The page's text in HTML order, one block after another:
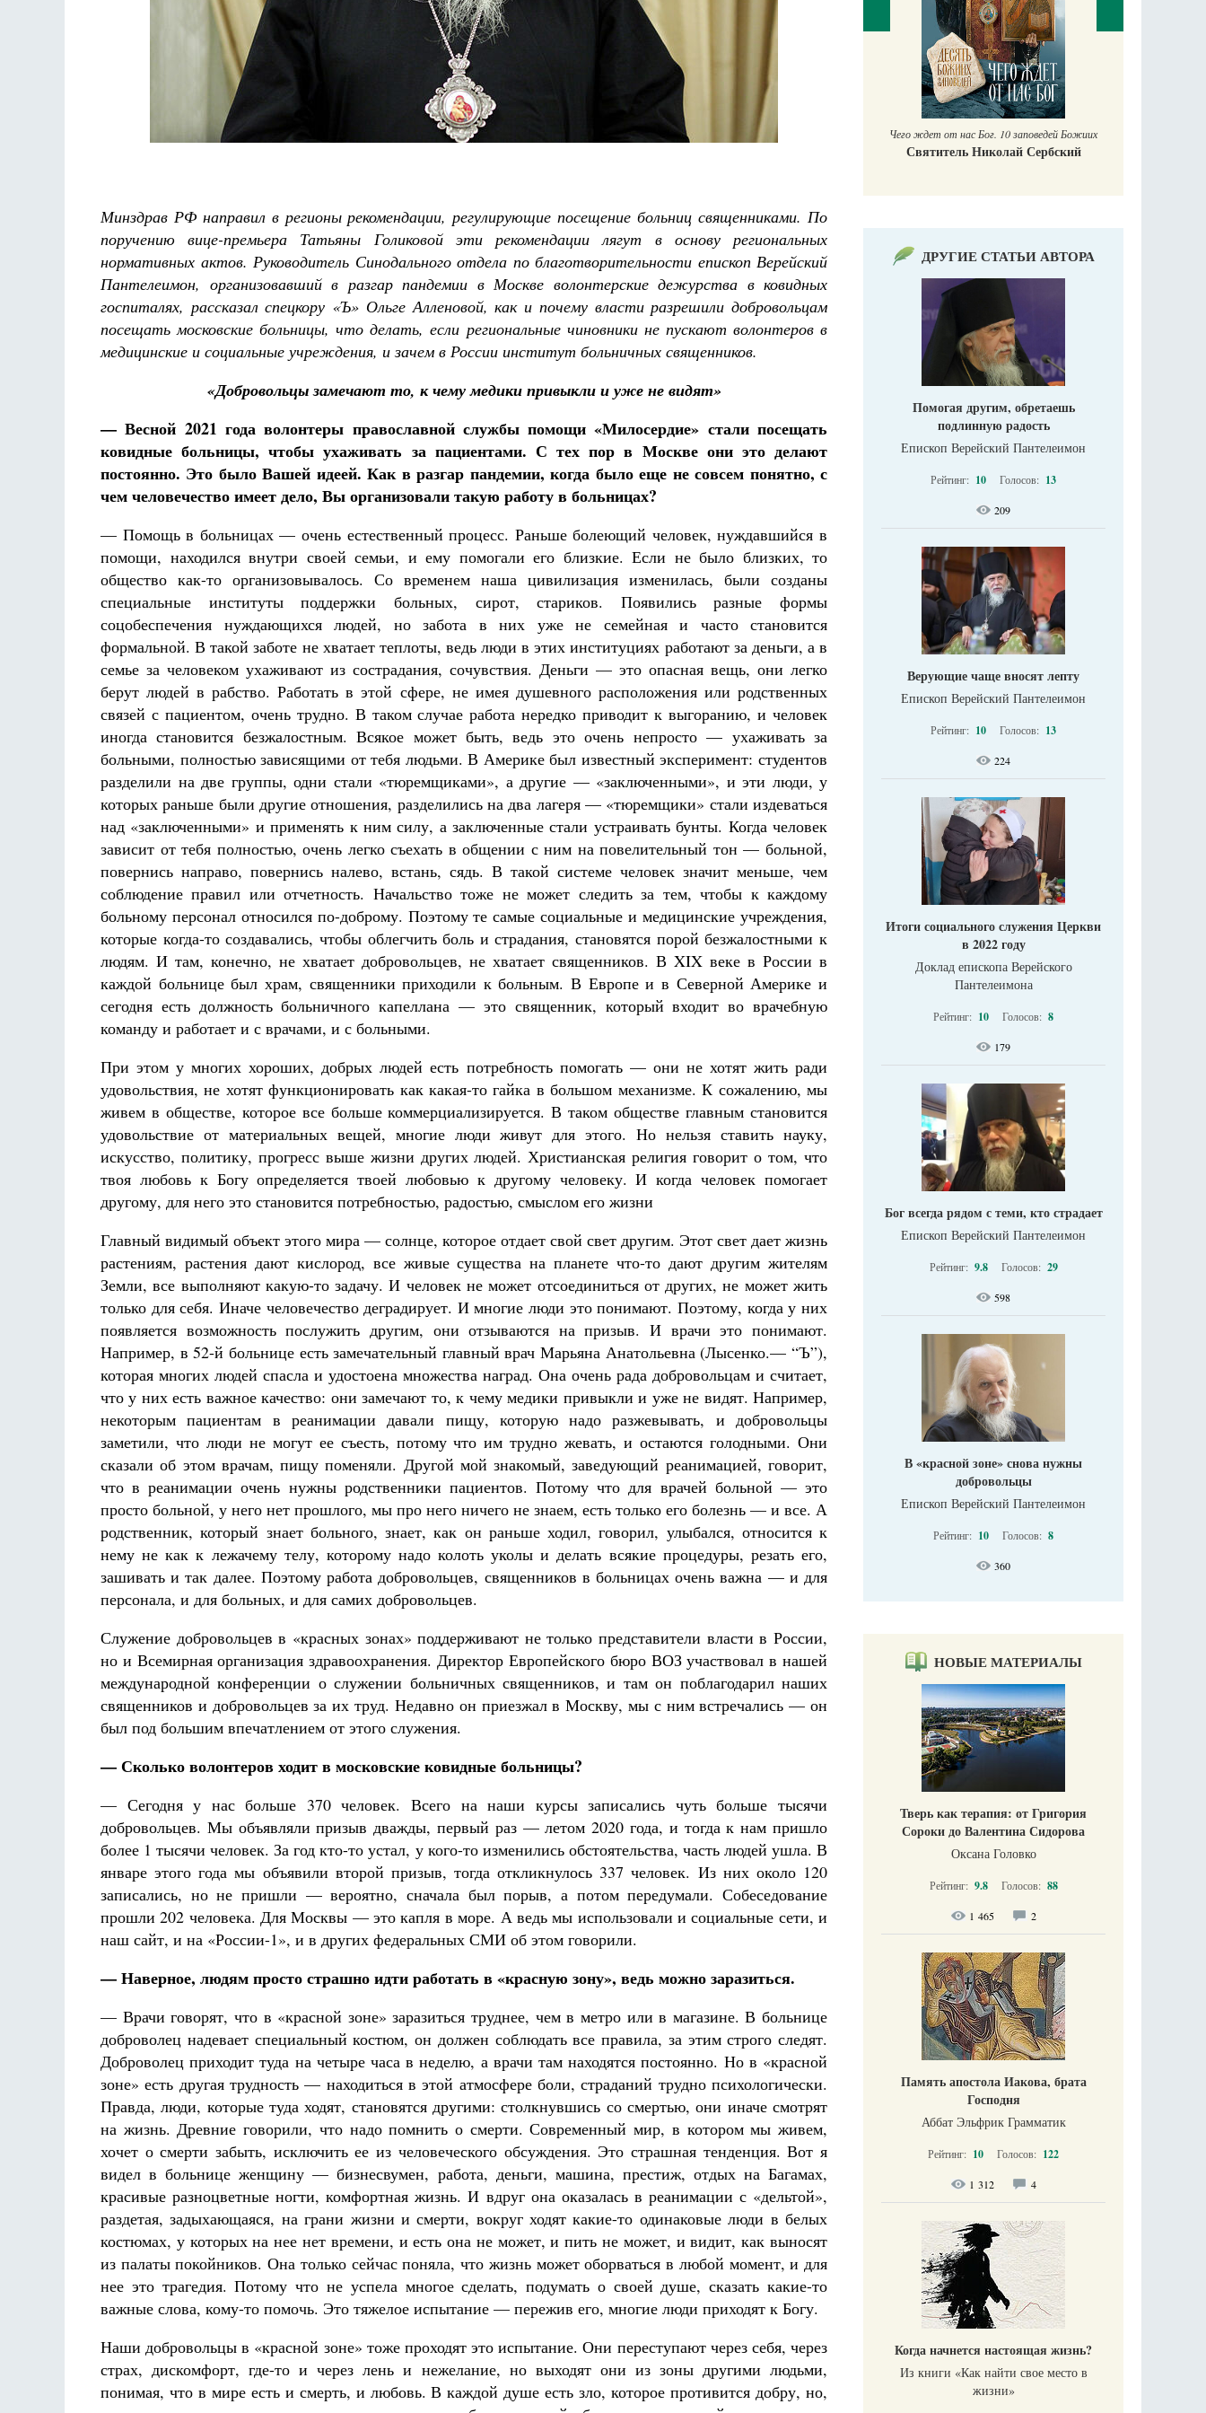
Минздрав РФ направил в регионы рекомендации, регулирующие посещение больниц священниками. По
поручению вице-премьера Татьяны Голиковой эти рекомендации лягут в основу региональных
нормативных актов. Руководитель Синодального отдела по благотворительности епископ Верейский
Пантелеимон, организовавший в разгар пандемии в Москве волонтерские дежурства в ковидных
госпиталях, рассказал спецкору «Ъ» Ольге Алленовой, как и почему власти разрешили добровольцам
посещать московские больницы, что делать, если региональные чиновники не пускают волонтеров в
медицинские и социальные учреждения, и зачем в России институт больничных священников.
«Добровольцы замечают то, к чему медики привыкли и уже не видят»
— Весной 2021 года волонтеры православной службы помощи «Милосердие» стали посещать
ковидные больницы, чтобы ухаживать за пациентами. С тех пор в Москве они это делают
постоянно. Это было Вашей идеей. Как в разгар пандемии, когда было еще не совсем понятно, с
чем человечество имеет дело, Вы организовали такую работу в больницах?
— Помощь в больницах — очень естественный процесс. Раньше болеющий человек, нуждавшийся в
помощи, находился внутри своей семьи, и ему помогали его близкие. Если не было близких, то
общество как-то организовывалось. Со временем наша цивилизация изменилась, были созданы
специальные институты поддержки больных, сирот, стариков. Появились разные формы
соцобеспечения нуждающихся людей, но забота в них уже не семейная и часто становится
формальной. В такой заботе не хватает теплоты, ведь люди в этих институциях работают за деньги, а в
семье за человеком ухаживают из сострадания, сочувствия. Деньги — это опасная вещь, они легко
берут людей в рабство. Работать в этой сфере, не имея душевного расположения или родственных
связей с пациентом, очень трудно. В таком случае работа нередко приводит к выгоранию, и человек
иногда становится безжалостным. Всякое может быть, ведь это очень непросто — ухаживать за
больными, полностью зависящими от тебя людьми. В Америке был известный эксперимент: студентов
разделили на две группы, одни стали «тюремщиками», а другие — «заключенными», и эти люди, у
которых раньше были другие отношения, разделились на два лагеря — «тюремщики» стали издеваться
над «заключенными» и применять к ним силу, а заключенные стали устраивать бунты. Когда человек
зависит от тебя полностью, очень легко съехать в общении с ним на повелительный тон — больной,
повернись направо, повернись налево, встань, сядь. В такой системе человек значит меньше, чем
соблюдение правил или отчетность. Начальство тоже не может следить за тем, чтобы к каждому
больному персонал относился по-доброму. Поэтому те самые социальные и медицинские учреждения,
которые когда-то создавались, чтобы облегчить боль и страдания, становятся порой безжалостными к
людям. И там, конечно, не хватает добровольцев, не хватает священников. В XIX веке в России в
каждой больнице был храм, священники приходили к больным. В Европе и в Северной Америке и
сегодня есть должность больничного капеллана — это священник, который входит во врачебную
команду и работает и с врачами, и с больными.
При этом у многих хороших, добрых людей есть потребность помогать — они не хотят жить ради
удовольствия, не хотят функционировать как какая-то гайка в большом механизме. К сожалению, мы
живем в обществе, которое все больше коммерциализируется. В таком обществе главным становится
удовольствие от материальных вещей, многие люди живут для этого. Но нельзя ставить науку,
искусство, политику, прогресс выше жизни других людей. Христианская религия говорит о том, что
твоя любовь к Богу определяется твоей любовью к другому человеку. И когда человек помогает
другому, для него это становится потребностью, радостью, смыслом его жизни
Главный видимый объект этого мира — солнце, которое отдает свой свет другим. Этот свет дает жизнь
растениям, растения дают кислород, все живые существа на планете что-то дают другим жителям
Земли, все выполняют какую-то задачу. И человек не может отсоединиться от других, не может жить
только для себя. Иначе человечество деградирует. И многие люди это понимают. Поэтому, когда у них
появляется возможность послужить другим, они отзываются на призыв. И врачи это понимают.
Например, в 52-й больнице есть замечательный главный врач Марьяна Анатольевна (Лысенко.— “Ъ”),
которая многих людей спасла и удостоена множества наград. Она очень рада добровольцам и считает,
что у них есть важное качество: они замечают то, к чему медики привыкли и уже не видят. Например,
некоторым пациентам в реанимации давали пищу, которую надо разжевывать, и добровольцы
заметили, что люди не могут ее съесть, потому что им трудно жевать, и остаются голодными. Они
сказали об этом врачам, пищу поменяли. Другой мой знакомый, заведующий реанимацией, говорит,
что в реанимации очень нужны родственники пациентов. Потому что для врачей больной — это
просто больной, у него нет прошлого, мы про него ничего не знаем, есть только его болезнь — и все. А
родственник, который знает больного, знает, как он раньше ходил, говорил, улыбался, относится к
нему не как к лежачему телу, которому надо колоть уколы и делать всякие процедуры, резать его,
зашивать и так далее. Поэтому работа добровольцев, священников в больницах очень важна — и для
персонала, и для больных, и для самих добровольцев.
Служение добровольцев в «красных зонах» поддерживают не только представители власти в России,
но и Всемирная организация здравоохранения. Директор Европейского бюро ВОЗ участвовал в нашей
международной конференции о служении больничных священников, и там он поблагодарил наших
священников и добровольцев за их труд. Недавно он приезжал в Москву, мы с ним встречались — он
был под большим впечатлением от этого служения.
— Сколько волонтеров ходит в московские ковидные больницы?
— Сегодня у нас больше 370 человек. Всего на наши курсы записались чуть больше тысячи
добровольцев. Мы объявляли призыв дважды, первый раз — летом 2020 года, и тогда к нам пришло
более 1 тысячи человек. За год кто-то устал, у кого-то изменились обстоятельства, часть людей ушла. В
январе этого года мы объявили второй призыв, тогда откликнулось 337 человек. Из них около 120
записались, но не пришли — вероятно, сначала был порыв, а потом передумали. Собеседование
прошли 202 человека. Для Москвы — это капля в море. А ведь мы использовали и социальные сети, и
наш сайт, и на «России-1», и в других федеральных СМИ об этом говорили.
— Наверное, людям просто страшно идти работать в «красную зону», ведь можно заразиться.
— Врачи говорят, что в «красной зоне» заразиться труднее, чем в метро или в магазине. В больнице
доброволец надевает специальный костюм, он должен соблюдать все правила, за этим строго следят.
Доброволец приходит туда на четыре часа в неделю, а врачи там находятся постоянно. Но в «красной
зоне» есть другая трудность — находиться в этой атмосфере боли, страданий трудно психологически.
Правда, люди, которые туда ходят, становятся другими: столкнувшись со смертью, они иначе смотрят
на жизнь. Древние говорили, что надо помнить о смерти. Современный мир, в котором мы живем,
хочет о смерти забыть, исключить ее из человеческого обсуждения. Это страшная тенденция. Вот я
видел в больнице женщину — бизнесвумен, работа, деньги, машина, престиж, отдых на Багамах,
красивые разноцветные ногти, комфортная жизнь. И вдруг она оказалась в реанимации с «дельтой»,
раздетая, задыхающаяся, на грани жизни и смерти, вокруг ходят какие-то одинаковые люди в белых
костюмах, у которых на нее нет времени, и есть она не может, и пить не может, и видит, как выносят
из палаты покойников. Она только сейчас поняла, что жизнь может оборваться в любой момент, и для
нее это трагедия. Потому что не успела многое сделать, подумать о своей душе, сказать какие-то
важные слова, кому-то помочь. Это тяжелое испытание — пережив его, многие люди приходят к Богу.
Наши добровольцы в «красной зоне» тоже проходят это испытание. Они переступают через себя, через
страх, дискомфорт, где-то и через лень и нежелание, но выходят они из зоны другими людьми,
понимая, что в мире есть и смерть, и любовь. В каждой душе есть зло, которое противится добру, но,
Разлуки не будет
Фредерика де Грааф Как найти своё место в жизни
Великомученик Георгий Победоносец. Научись у
Роман Котов Чего ждет от нас Бог. 10 заповедей Божиих
Святитель Николай Сербский
ДРУГИЕ СТАТЬИ АВТОРА
Помогая другим, обретаешь
подлинную радость
Епископ Верейский Пантелеимон
Рейтинг: 10 Голосов: 13
209
Верующие чаще вносят лепту
Епископ Верейский Пантелеимон
Рейтинг: 10 Голосов: 13
224
Итоги социального служения Церкви
в 2022 году
Доклад епископа Верейского
Пантелеимона
Рейтинг: 10 Голосов: 8
179
Бог всегда рядом с теми, кто страдает
Епископ Верейский Пантелеимон
Рейтинг: 9.8 Голосов: 29
598
В «красной зоне» снова нужны
добровольцы
Епископ Верейский Пантелеимон
Рейтинг: 10 Голосов: 8
360
НОВЫЕ МАТЕРИАЛЫ
Тверь как терапия: от Григория
Сороки до Валентина Сидорова
Оксана Головко
Рейтинг: 9.8 Голосов: 88
1 465 2
Память апостола Иакова, брата
Господня
Аббат Эльфрик Грамматик
Рейтинг: 10 Голосов: 122
1 312 4
Когда начнется настоящая жизнь?
Из книги «Как найти свое место в
жизни​»